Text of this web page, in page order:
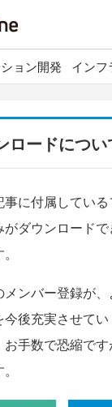
ョン開発 インフ
ロードについ
に付属してい
ダウンロード
ンバー登録が
後充実させて
手数で恐縮で